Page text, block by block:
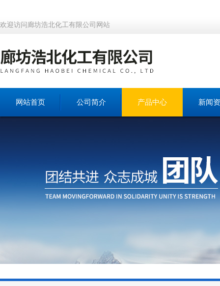
欢迎访问廊坊浩北化工有限公司网站
网站首页 公司简介 产品中心 新闻